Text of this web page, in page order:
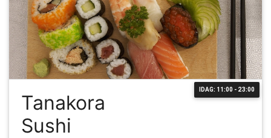
IDAG: 11:00 - 23:00
Tanakora
Sushi